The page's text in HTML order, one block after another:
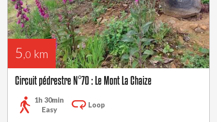
5,0 km
Circuit pédrestre N°70 : Le Mont La Chaize
1h 30min
Easy
Loop